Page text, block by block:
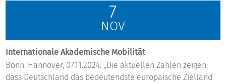
7
NOV
Internationale Akademische Mobilität
Bonn, Hannover, 07.11.2024. „Die aktuellen Zahlen zeigen,
dass Deutschland das bedeutendste europäische Zielland